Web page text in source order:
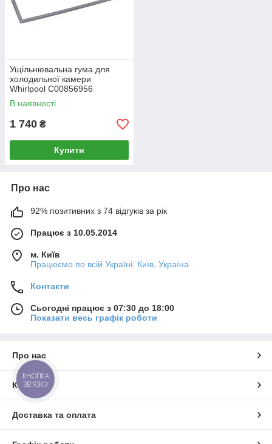
Ущільнювальна гума для
холодильної камери
Whirlpool C00856956
570х1085 мм
В наявності
1 740 ₴
Купити
Про нас
92% позитивних з 74 відгуків за рік
Працює з 10.05.2014
м. Київ
Працюємо по всій Україні, Київ, Україна
Контакти
Сьогодні працює з 07:30 до 18:00
Показати весь графік роботи
Про нас
Контакти
Доставка та оплата
КНОПКА
ЗВ'ЯЗКУ